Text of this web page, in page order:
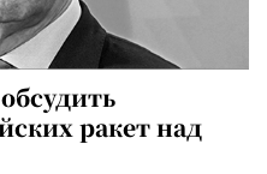
ракет над